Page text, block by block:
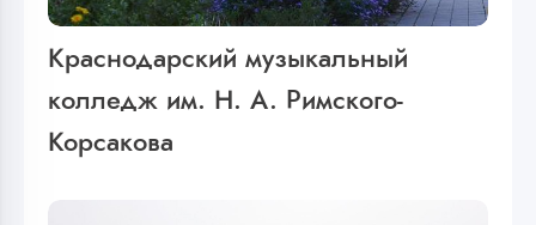
Краснодарский музыкальный
колледж им. Н. А. Римского-
Корсакова